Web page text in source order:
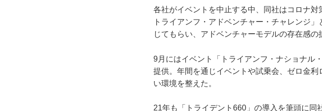
各社がイベントを中止する中、同社はコロナ
トライアンフ・アドベンチャー・チャレンジ
じてもらい、アドベンチャーモデルの存在感の
9月にはイベント「トライアンフ・ナショナル
提供。年間を通じイベントや試乗会、ゼロ金
い環境を整えた。
21年も「トライデント660」の導入を筆頭に同